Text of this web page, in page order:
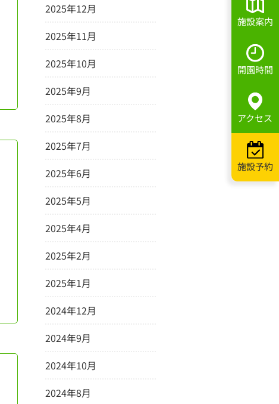
2025年12月
2025年11月
2025年10月
2025年9月
2025年8月
2025年7月
2025年6月
2025年5月
2025年4月
2025年2月
2025年1月
2024年12月
2024年9月
2024年10月
2024年8月
施設案内
開園時間
アクセス
施設予約